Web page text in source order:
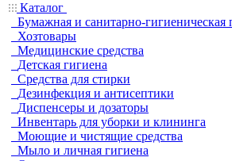
Каталог
Бумажная и санитарно-гигиеническая
Хозтовары
Медицинские средства
Детская гигиена
Средства для стирки
Дезинфекция и антисептики
Диспенсеры и дозаторы
Инвентарь для уборки и клининга
Моющие и чистящие средства
Мыло и личная гигиена